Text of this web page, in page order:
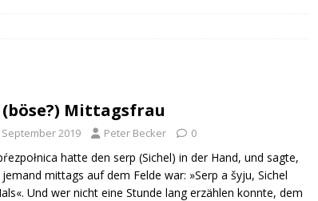
Sagenkahnfahrt Unterhaltung und Wissen auf angenehme Weise
Gaststätte Dubkowmühle SPREEWALDTOURISMUS
(böse?) Mittagsfrau
September 2019 Peter Becker 0
hatte den serp (Sichel) in der Hand, und sagte,
mittags auf dem Felde war: »Serp a šyju, Sichel
Und wer nicht eine Stunde lang erzählen konnte, dem